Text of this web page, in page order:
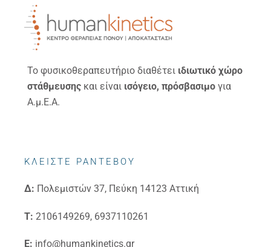
Το φυσικοθεραπευτήριο διαθέτει ιδιωτικό χώρο
στάθμευσης και είναι ισόγειο, πρόσβασιμο για
Α.μ.Ε.Α.
ΚΛΕΙΣΤΕ ΡΑΝΤΕΒΟΥ
Δ: Πολεμιστών 37, Πεύκη 14123 Αττική
Τ: 2106149269, 6937110261
E: info@humankinetics.gr